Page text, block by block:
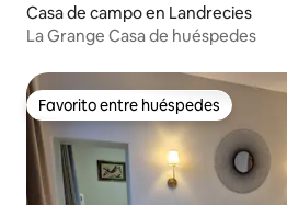
Casa de campo en Landrecies
La Grange Casa de huéspedes
Favorito entre huéspedes
Favorito entre huéspedes